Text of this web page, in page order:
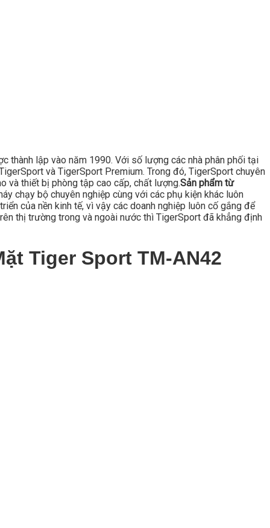
thành lập vào năm 1990. Với số lượng các nhà phân phối tại
và TigerSport Premium. Trong đó, TigerSport chuyên
và thiết bị phòng tập cao cấp, chất lượng.Sản phẩm từ
chạy bộ chuyên nghiệp cùng với các phụ kiện khác luôn
của nền kinh tế, vì vậy các doanh nghiệp luôn cố gắng để
thị trường trong và ngoài nước thì TigerSport đã khẳng định
Tiger Sport TM-AN42